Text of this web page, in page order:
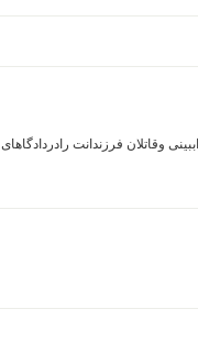
وقاتلان فرزندانت رادردادگاهای